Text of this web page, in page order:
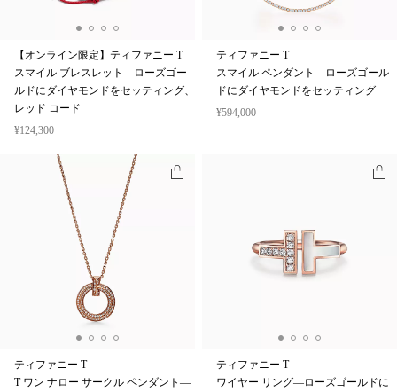
【オンライン限定】ティファニー T
スマイル ブレスレット—ローズゴー
ルドにダイヤモンドをセッティング、
レッド コード
¥124,300
ティファニー T
スマイル ペンダント—ローズゴール
ドにダイヤモンドをセッティング
¥594,000
ティファニー T
T ワン ナロー サークル ペンダント—
ティファニー T
ワイヤー リング—ローズゴールドに